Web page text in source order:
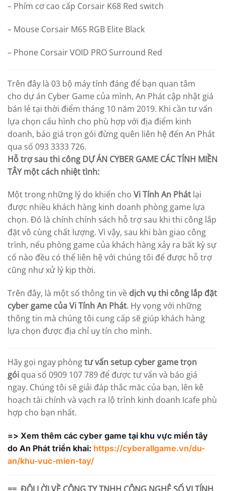
– Phím cơ cao cấp Corsair K68 Red switch
– Mouse Corsair M65 RGB Elite Black
– Phone Corsair VOID PRO Surround Red
Trên đây là 03 bộ máy tính đáng để bạn quan tâm
cho dự án Cyber Game của mình, An Phát cập nhật giá
bán lẻ tại thời điểm tháng 10 năm 2019. Khi cần tư vấn
lựa chọn cấu hình cho phù hợp với địa điểm kinh
doanh, báo giá trọn gói đừng quên liên hệ đến An Phát
qua số 093 3333 726.
Hỗ trợ sau thi công DỰ ÁN CYBER GAME CÁC TÍNH MIỀN
TÂY một cách nhiệt tình:
Một trong những lý do khiến cho Vi Tính An Phát lại
được nhiều khách hàng kinh doanh phòng game lựa
chọn. Đó là chính chính sách hỗ trợ sau khi thi công lắp
đặt vô cùng chất lượng. Vì vậy, sau khi bàn giao công
trình, nếu phòng game của khách hàng xảy ra bất kỳ sự
cố nào đều có thể liên hệ với chúng tôi để được hỗ trợ
cũng như xử lý kịp thời.
Trên đây, là một số thông tin về dịch vụ thi công lắp đặt
cyber game củaVi Tính An Phát. Hy vọng với những
thông tin mà chúng tôi cung cấp sẽ giúp khách hàng
lựa chọn được địa chỉ uy tín cho mình.
Hãy gọi ngay phòngtư vấn setup cyber game trọn
gói qua số 0909 107 789 để được tư vấn và báo giá
ngay. Chúng tôi sẽ giải đáp thắc măc của bạn, lên kê
hoạch tài chính và vạch ra lộ trình kinh doanh Icafe phù
hợp cho bạn nhất.
=> Xem thêm các cyber game tại khu vực miền tây
do An Phát triển khai: https://cyberallgame.vn/du-
an/khu-vuc-mien-tay/